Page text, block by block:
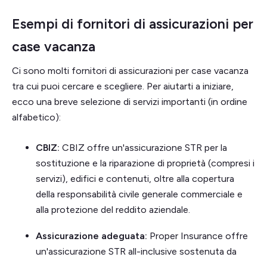
Esempi di fornitori di assicurazioni per
case vacanza
Ci sono molti fornitori di assicurazioni per case vacanza
tra cui puoi cercare e scegliere. Per aiutarti a iniziare,
ecco una breve selezione di servizi importanti (in ordine
alfabetico):
CBIZ: CBIZ offre un'assicurazione STR per la
sostituzione e la riparazione di proprietà (compresi i
servizi), edifici e contenuti, oltre alla copertura
della responsabilità civile generale commerciale e
alla protezione del reddito aziendale.
Assicurazione adeguata: Proper Insurance offre
un'assicurazione STR all-inclusive sostenuta da